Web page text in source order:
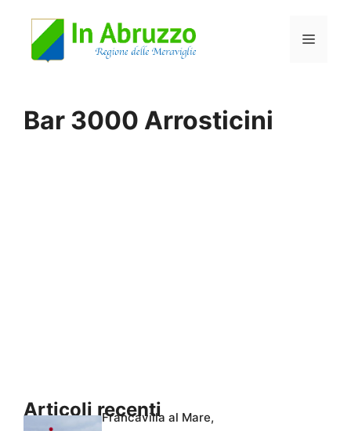
Menu
Bar 3000 Arrosticini
Articoli recenti
Francavilla al Mare,